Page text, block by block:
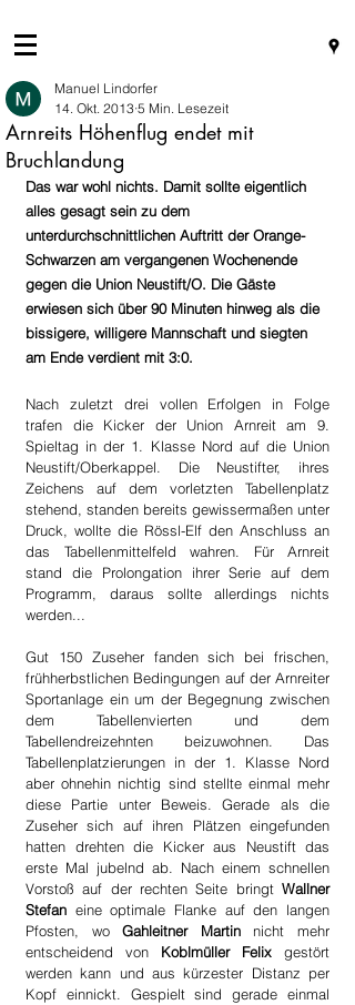
Arnreits Höhenflug endet mit
Bruchlandung
Manuel Lindorfer
14. Okt. 2013 5 Min. Lesezeit
Das war wohl nichts. Damit sollte eigentlich
alles gesagt sein zu dem
unterdurchschnittlichen Auftritt der Orange-
Schwarzen am vergangenen Wochenende
gegen die Union Neustift/O. Die Gäste
erwiesen sich über 90 Minuten hinweg als die
bissigere, willigere Mannschaft und siegten
am Ende verdient mit 3:0.
Nach zuletzt drei vollen Erfolgen in Folge
trafen die Kicker der Union Arnreit am 9.
Spieltag in der 1. Klasse Nord auf die Union
Neustift/Oberkappel. Die Neustifter, ihres
Zeichens auf dem vorletzten Tabellenplatz
stehend, standen bereits gewissermaßen unter
Druck, wollte die Rössl-Elf den Anschluss an
das Tabellenmittelfeld wahren. Für Arnreit
stand die Prolongation ihrer Serie auf dem
Programm, daraus sollte allerdings nichts
werden...
Gut 150 Zuseher fanden sich bei frischen,
frühherbstlichen Bedingungen auf der Arnreiter
Sportanlage ein um der Begegnung zwischen
dem Tabellenvierten und dem
Tabellendreizehnten beizuwohnen. Das
Tabellenplatzierungen in der 1. Klasse Nord
aber ohnehin nichtig sind stellte einmal mehr
diese Partie unter Beweis. Gerade als die
Zuseher sich auf ihren Plätzen eingefunden
hatten drehten die Kicker aus Neustift das
erste Mal jubelnd ab. Nach einem schnellen
Vorstoß auf der rechten Seite bringt Wallner
Stefan eine optimale Flanke auf den langen
Pfosten, wo Gahleitner Martin nicht mehr
entscheidend von Koblmüller Felix gestört
werden kann und aus kürzester Distanz per
Kopf einnickt. Gespielt sind gerade einmal